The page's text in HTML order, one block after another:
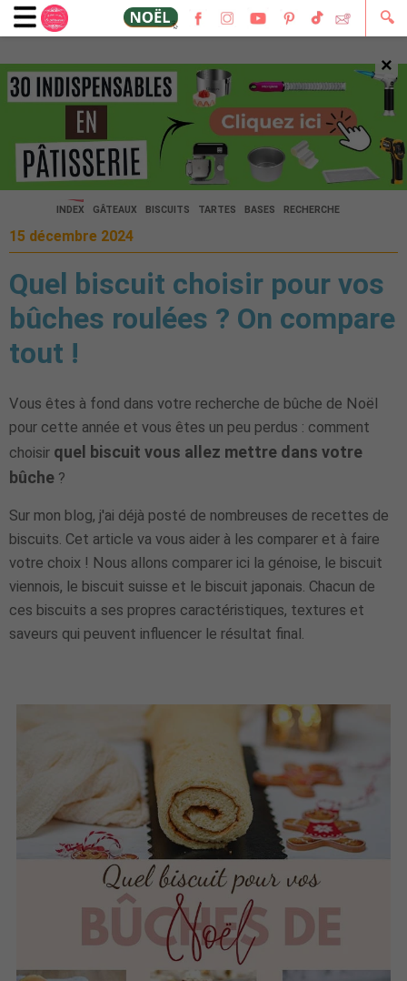
🔍
×
🔍
INDEX GÂTEAUX BISCUITS TARTES BASES RECHERCHE
15 décembre 2024
Quel biscuit choisir pour vos
bûches roulées ? On compare
tout !
Vous êtes à fond dans votre recherche de bûche de Noël
pour cette année et vous êtes un peu perdus : comment
choisir quel biscuit vous allez mettre dans votre
bûche ?
Sur mon blog, j'ai déjà posté de nombreuses de recettes de
biscuits. Cet article va vous aider à les comparer et à faire
votre choix ! Nous allons comparer ici la génoise, le biscuit
viennois, le biscuit suisse et le biscuit japonais. Chacun de
ces biscuits a ses propres caractéristiques, textures et
saveurs qui peuvent influencer le résultat final.